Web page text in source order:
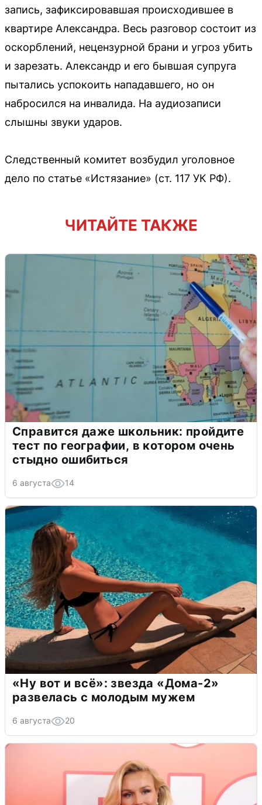
запись, зафиксировавшая происходившее в
квартире Александра. Весь разговор состоит из
оскорблений, нецензурной брани и угроз убить
и зарезать. Александр и его бывшая супруга
пытались успокоить нападавшего, но он
набросился на инвалида. На аудиозаписи
слышны звуки ударов.
Следственный комитет возбудил уголовное
дело по статье «Истязание» (ст. 117 УК РФ).
ЧИТАЙТЕ ТАКЖЕ
Справится даже школьник: пройдите
тест по географии, в котором очень
стыдно ошибиться
6 августа 14
«Ну вот и всё»: звезда «Дома-2»
развелась с молодым мужем
6 августа 20